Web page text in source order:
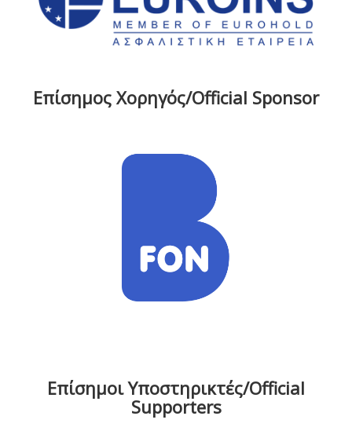
Επίσημος Χορηγός/Official Sponsor
Επίσημοι Υποστηρικτές/Official
Supporters